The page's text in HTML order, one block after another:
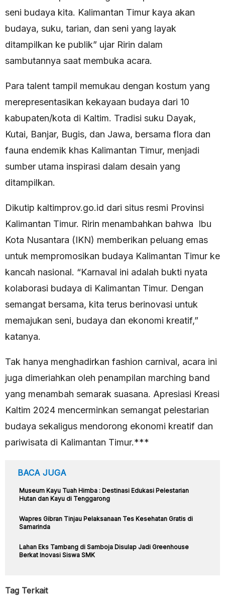
seni budaya kita. Kalimantan Timur kaya akan
budaya, suku, tarian, dan seni yang layak
ditampilkan ke publik” ujar Ririn dalam
sambutannya saat membuka acara.
Para talent tampil memukau dengan kostum yang
merepresentasikan kekayaan budaya dari 10
kabupaten/kota di Kaltim. Tradisi suku Dayak,
Kutai, Banjar, Bugis, dan Jawa, bersama flora dan
fauna endemik khas Kalimantan Timur, menjadi
sumber utama inspirasi dalam desain yang
ditampilkan.
Dikutip kaltimprov.go.id dari situs resmi Provinsi
Kalimantan Timur. Ririn menambahkan bahwa Ibu
Kota Nusantara (IKN) memberikan peluang emas
untuk mempromosikan budaya Kalimantan Timur ke
kancah nasional. “Karnaval ini adalah bukti nyata
kolaborasi budaya di Kalimantan Timur. Dengan
semangat bersama, kita terus berinovasi untuk
memajukan seni, budaya dan ekonomi kreatif,”
katanya.
Tak hanya menghadirkan fashion carnival, acara ini
juga dimeriahkan oleh penampilan marching band
yang menambah semarak suasana. Apresiasi Kreasi
Kaltim 2024 mencerminkan semangat pelestarian
budaya sekaligus mendorong ekonomi kreatif dan
pariwisata di Kalimantan Timur.***
BACA JUGA
Museum Kayu Tuah Himba : Destinasi Edukasi Pelestarian
Hutan dan Kayu di Tenggarong
Wapres Gibran Tinjau Pelaksanaan Tes Kesehatan Gratis di
Samarinda
Lahan Eks Tambang di Samboja Disulap Jadi Greenhouse
Berkat Inovasi Siswa SMK
Tag Terkait